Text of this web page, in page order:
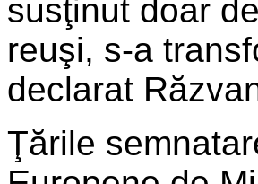
susţinut doar
reuşi, s-a
declarat
Ţările